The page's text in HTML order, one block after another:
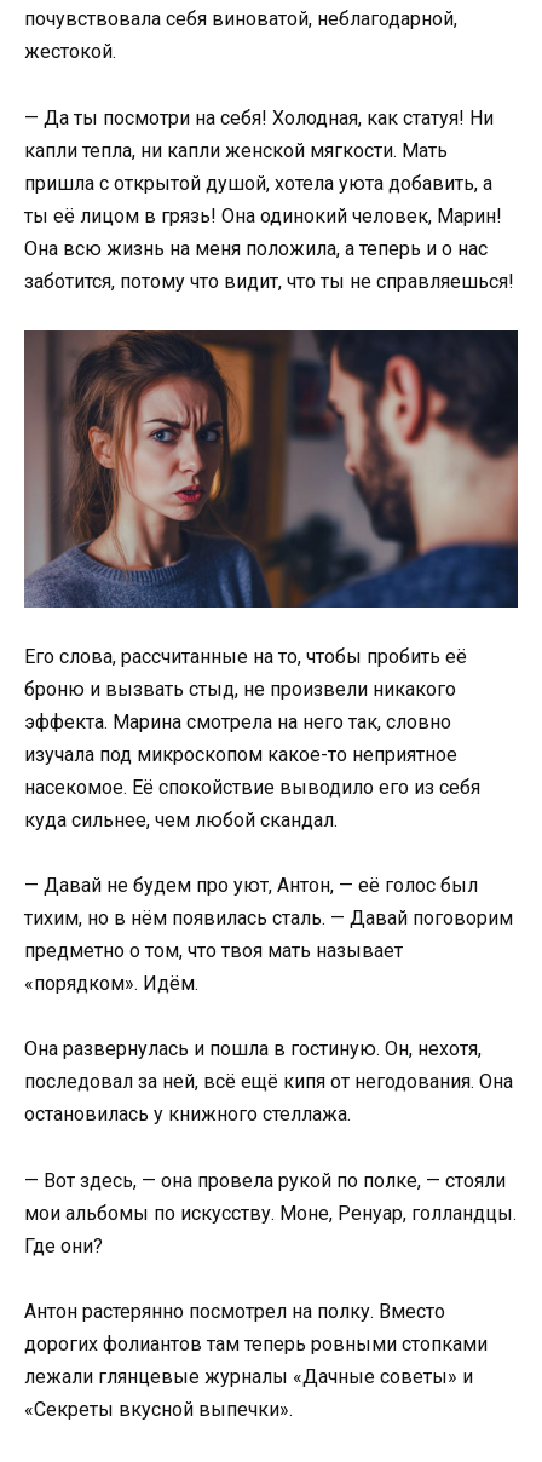
почувствовала себя виноватой, неблагодарной,
жестокой.
— Да ты посмотри на себя! Холодная, как статуя! Ни
капли тепла, ни капли женской мягкости. Мать
пришла с открытой душой, хотела уюта добавить, а
ты её лицом в грязь! Она одинокий человек, Марин!
Она всю жизнь на меня положила, а теперь и о нас
заботится, потому что видит, что ты не справляешься!
Его слова, рассчитанные на то, чтобы пробить её
броню и вызвать стыд, не произвели никакого
эффекта. Марина смотрела на него так, словно
изучала под микроскопом какое-то неприятное
насекомое. Её спокойствие выводило его из себя
куда сильнее, чем любой скандал.
— Давай не будем про уют, Антон, — её голос был
тихим, но в нём появилась сталь. — Давай поговорим
предметно о том, что твоя мать называет
«порядком». Идём.
Она развернулась и пошла в гостиную. Он, нехотя,
последовал за ней, всё ещё кипя от негодования. Она
остановилась у книжного стеллажа.
— Вот здесь, — она провела рукой по полке, — стояли
мои альбомы по искусству. Моне, Ренуар, голландцы.
Где они?
Антон растерянно посмотрел на полку. Вместо
дорогих фолиантов там теперь ровными стопками
лежали глянцевые журналы «Дачные советы» и
«Секреты вкусной выпечки».